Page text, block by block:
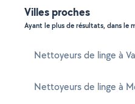
Villes proches
Ayant le plus de résultats, dans le
Nettoyeurs de linge à
Nettoyeurs de linge à